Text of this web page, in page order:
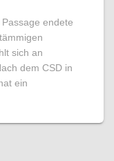
endete
sich an
dem CSD in
ein